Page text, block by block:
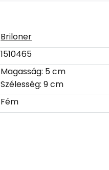
Briloner
1510465
Magasság: 5 cm
Szélesség: 9 cm
Fém